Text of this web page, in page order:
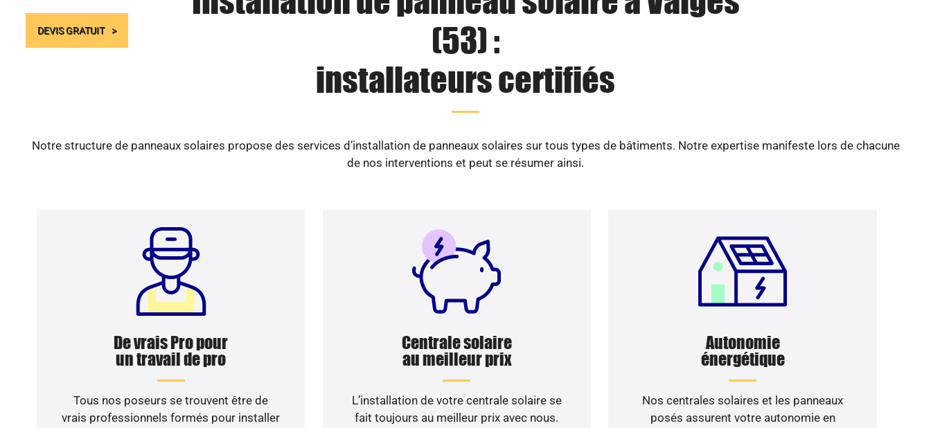
DEVIS GRATUIT
(53) :
installateurs certifiés
Notre structure de panneaux solaires propose des services d’installation de panneaux solaires sur tous types de bâtiments. Notre expertise manifeste lors de chacune
de nos interventions et peut se résumer ainsi.
De vrais Pro pour
un travail de pro
Tous nos poseurs se trouvent être de
vrais professionnels formés pour installer
Centrale solaire
au meilleur prix
L’installation de votre centrale solaire se
fait toujours au meilleur prix avec nous.
Autonomie
énergétique
Nos centrales solaires et les panneaux
posés assurent votre autonomie en